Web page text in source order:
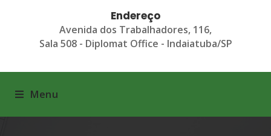
Endereço
Avenida dos Trabalhadores, 116,
Sala 508 - Diplomat Office - Indaiatuba/SP
Menu